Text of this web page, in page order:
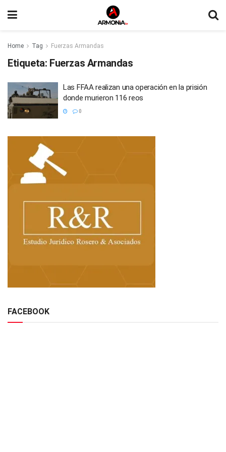
Home Tag Fuerzas Armandas
Etiqueta: Fuerzas Armandas
Las FFAA realizan una operación en la prisión
donde murieron 116 reos
0
FACEBOOK